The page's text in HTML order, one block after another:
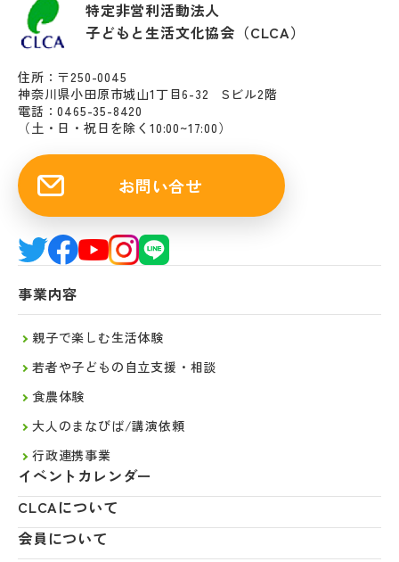
特定非営利活動法人
子どもと生活文化協会（CLCA）
住所：〒250-0045
神奈川県小田原市城山1丁目6-32 Sビル2階
電話：0465-35-8420
（土・日・祝日を除く10:00~17:00）
お問い合せ
事業内容
親子で楽しむ生活体験
若者や子どもの自立支援・相談
食農体験
大人のまなびば/講演依頼
行政連携事業
イベントカレンダー
CLCAについて
会員について